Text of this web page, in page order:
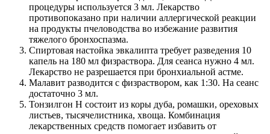
процедуры используется 3 мл. Лекарство
противопоказано при наличии аллергической реакции
на продукты пчеловодства во избежание развития
тяжелого бронхоспазма.
Спиртовая настойка эвкалипта требует разведения 10
капель на 180 мл физраствора. Для сеанса нужно 4 мл.
Лекарство не разрешается при бронхиальной астме.
Малавит разводится с физраствором, как 1:30. На сеанс
достаточно 3 мл.
Тонзилгон Н состоит из коры дуба, ромашки, ореховых
листьев, тысячелистника, хвоща. Комбинация
лекарственных средств помогает избавить от